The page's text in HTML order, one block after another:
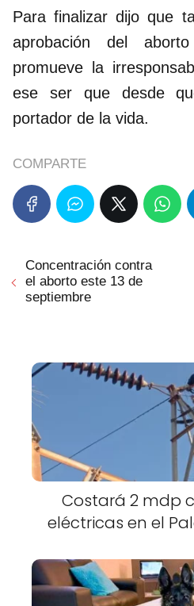
Para finalizar dijo que
aprobación del
promueve la
ese ser que desde
portador de la vida.
COMPARTE
Concentración contra
el aborto este 13 de
septiembre
Costará 2 mdp
eléctricas en el